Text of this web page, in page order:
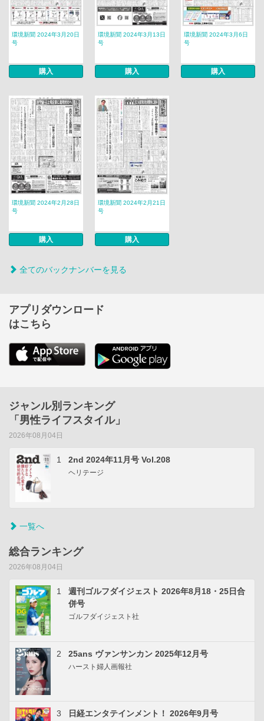
環境新聞 2024年3月20日
号
購入
環境新聞 2024年3月13日
号
購入
環境新聞 2024年3月6日
号
購入
環境新聞 2024年2月28日
号
購入
環境新聞 2024年2月21日
号
購入
全てのバックナンバーを見る
アプリダウンロード
はこちら
ジャンル別ランキング
「男性ライフスタイル」
2026年08月04日
1 2nd 2024年11月号 Vol.208
ヘリテージ
一覧へ
総合ランキング
2026年08月04日
1
週刊ゴルフダイジェスト 2026年8月18・25日合
併号
ゴルフダイジェスト社
2 25ans ヴァンサンカン 2025年12月号
ハースト婦人画報社
3 日経エンタテインメント！ 2026年9月号